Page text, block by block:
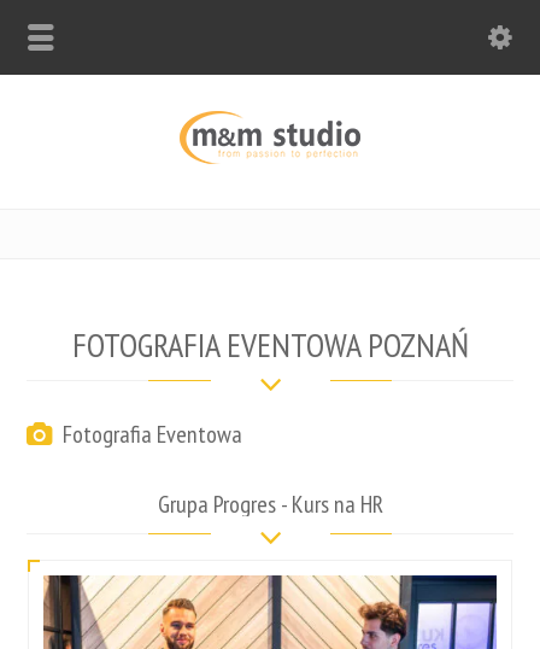
FOTOGRAFIA EVENTOWA POZNAŃ
Fotografia Eventowa
Grupa Progres - Kurs na HR